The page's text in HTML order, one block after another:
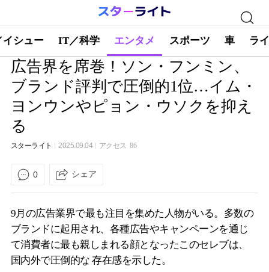
イシュー IT／科学 エンタメ スポーツ 車 ラ
広告界を席巻！ソン・フンミン、
ブランド評判で圧倒的1位…イム・
ヨンウンやピョン・ウソクを抑え
る
スターライト 2025.09.04 アクセス 86
0 シェア
9月の広告業界で最も注目を集めた人物がいる。多数の
ブランドに起用され、各種広告やキャンペーンを通じ
て消費者に最も親しまれる顔となったこのセレブは、
国内外で圧倒的な 存在感を示した。